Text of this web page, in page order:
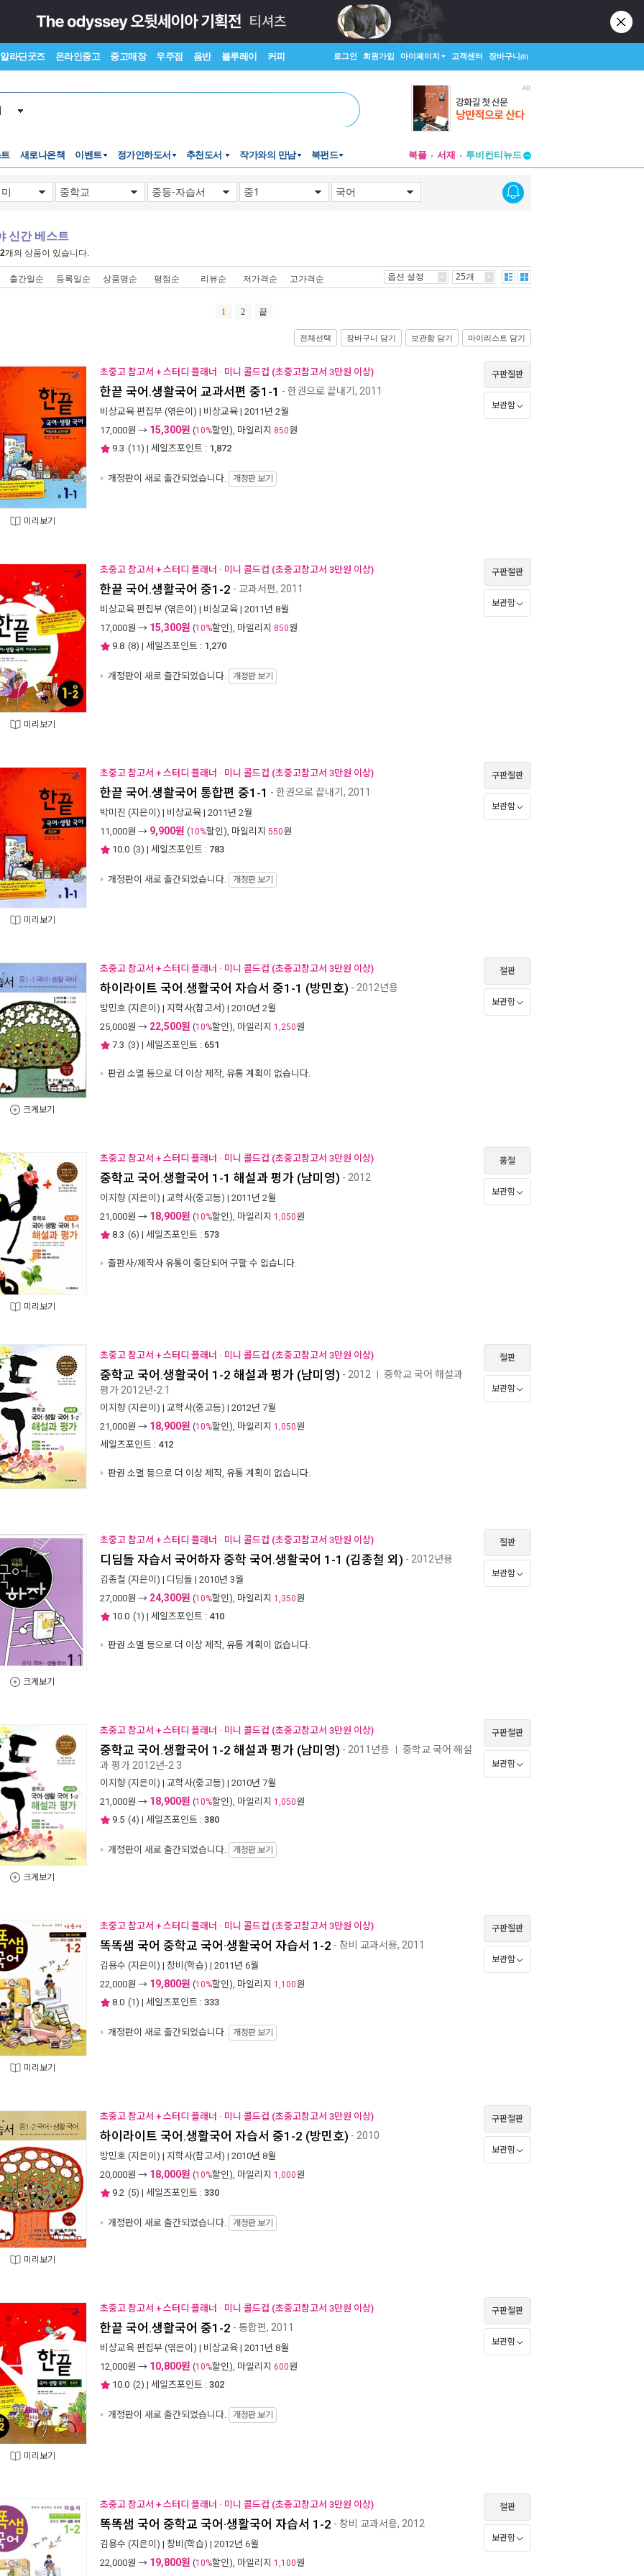
알라딘굿즈 온라인중고 중고매장 우주점 음반 블루레이 커피 로그인 회원가입 마이페이지 고객센터 장바구니(0)
새로나온책 이벤트 정가인하도서 추천도서 작가와의 만남 북펀드 북플 서재
투비컨티뉴드
창작플랫폼
투비컨티뉴드
신간 베스트
개의 상품이 있습니다.
출간일순 등록일순 상품명순 평점순 리뷰순 저가격순 고가격순 옵션 설정 25개
1 2 끝
전체선택 장바구니 담기 보관함 담기 마이리스트 담기
미리보기
초중고 참고서 + 스터디 플래너 · 미니 콜드컵 (초중고참고서 3만원 이상)
한끝 국어.생활국어 교과서편 중1-1 - 한권으로 끝내기, 2011
비상교육 편집부 (엮은이) | 비상교육 | 2011년 2월
17,000원 → 15,300원 (10%할인), 마일리지 850원
9.3 (11) | 세일즈포인트 : 1,872
개정판이 새로 출간되었습니다. 개정판 보기
구판절판
보관함
미리보기
초중고 참고서 + 스터디 플래너 · 미니 콜드컵 (초중고참고서 3만원 이상)
한끝 국어.생활국어 중1-2 - 교과서편, 2011
비상교육 편집부 (엮은이) | 비상교육 | 2011년 8월
17,000원 → 15,300원 (10%할인), 마일리지 850원
9.8 (8) | 세일즈포인트 : 1,270
개정판이 새로 출간되었습니다. 개정판 보기
구판절판
보관함
미리보기
초중고 참고서 + 스터디 플래너 · 미니 콜드컵 (초중고참고서 3만원 이상)
한끝 국어.생활국어 통합편 중1-1 - 한권으로 끝내기, 2011
박미진 (지은이) | 비상교육 | 2011년 2월
11,000원 → 9,900원 (10%할인), 마일리지 550원
10.0 (3) | 세일즈포인트 : 783
개정판이 새로 출간되었습니다. 개정판 보기
구판절판
보관함
크게보기
초중고 참고서 + 스터디 플래너 · 미니 콜드컵 (초중고참고서 3만원 이상)
하이라이트 국어.생활국어 자습서 중1-1 (방민호) - 2012년용
방민호 (지은이) | 지학사(참고서) | 2010년 2월
25,000원 → 22,500원 (10%할인), 마일리지 1,250원
7.3 (3) | 세일즈포인트 : 651
판권 소멸 등으로 더 이상 제작, 유통 계획이 없습니다.
절판
보관함
미리보기
초중고 참고서 + 스터디 플래너 · 미니 콜드컵 (초중고참고서 3만원 이상)
중학교 국어.생활국어 1-1 해설과 평가 (남미영) - 2012
이지향 (지은이) | 교학사(중고등) | 2011년 2월
21,000원 → 18,900원 (10%할인), 마일리지 1,050원
8.3 (6) | 세일즈포인트 : 573
출판사/제작사 유통이 중단되어 구할 수 없습니다.
품절
보관함
초중고 참고서 + 스터디 플래너 · 미니 콜드컵 (초중고참고서 3만원 이상)
중학교 국어.생활국어 1-2 해설과 평가 (남미영) - 2012 중학교 국어 해설과
평가 2012년-2 1
이지향 (지은이) | 교학사(중고등) | 2012년 7월
21,000원 → 18,900원 (10%할인), 마일리지 1,050원
세일즈포인트 : 412
판권 소멸 등으로 더 이상 제작, 유통 계획이 없습니다.
절판
보관함
크게보기
초중고 참고서 + 스터디 플래너 · 미니 콜드컵 (초중고참고서 3만원 이상)
디딤돌 자습서 국어하자 중학 국어.생활국어 1-1 (김종철 외) - 2012년용
김종철 (지은이) | 디딤돌 | 2010년 3월
27,000원 → 24,300원 (10%할인), 마일리지 1,350원
10.0 (1) | 세일즈포인트 : 410
판권 소멸 등으로 더 이상 제작, 유통 계획이 없습니다.
절판
보관함
크게보기
초중고 참고서 + 스터디 플래너 · 미니 콜드컵 (초중고참고서 3만원 이상)
중학교 국어.생활국어 1-2 해설과 평가 (남미영) - 2011년용 중학교 국어 해설
과 평가 2012년-2 3
이지향 (지은이) | 교학사(중고등) | 2010년 7월
21,000원 → 18,900원 (10%할인), 마일리지 1,050원
9.5 (4) | 세일즈포인트 : 380
개정판이 새로 출간되었습니다. 개정판 보기
구판절판
보관함
미리보기
초중고 참고서 + 스터디 플래너 · 미니 콜드컵 (초중고참고서 3만원 이상)
똑똑샘 국어 중학교 국어·생활국어 자습서 1-2 - 창비 교과서용, 2011
김용수 (지은이) | 창비(학습) | 2011년 6월
22,000원 → 19,800원 (10%할인), 마일리지 1,100원
8.0 (1) | 세일즈포인트 : 333
개정판이 새로 출간되었습니다. 개정판 보기
구판절판
보관함
미리보기
초중고 참고서 + 스터디 플래너 · 미니 콜드컵 (초중고참고서 3만원 이상)
하이라이트 국어.생활국어 자습서 중1-2 (방민호) - 2010
방민호 (지은이) | 지학사(참고서) | 2010년 8월
20,000원 → 18,000원 (10%할인), 마일리지 1,000원
9.2 (5) | 세일즈포인트 : 330
개정판이 새로 출간되었습니다. 개정판 보기
구판절판
보관함
미리보기
초중고 참고서 + 스터디 플래너 · 미니 콜드컵 (초중고참고서 3만원 이상)
한끝 국어.생활국어 중1-2 - 통합편, 2011
비상교육 편집부 (엮은이) | 비상교육 | 2011년 8월
12,000원 → 10,800원 (10%할인), 마일리지 600원
10.0 (2) | 세일즈포인트 : 302
개정판이 새로 출간되었습니다. 개정판 보기
구판절판
보관함
초중고 참고서 + 스터디 플래너 · 미니 콜드컵 (초중고참고서 3만원 이상)
똑똑샘 국어 중학교 국어·생활국어 자습서 1-2 - 창비 교과서용, 2012
김용수 (지은이) | 창비(학습) | 2012년 6월
22,000원 → 19,800원 (10%할인), 마일리지 1,100원
절판
보관함